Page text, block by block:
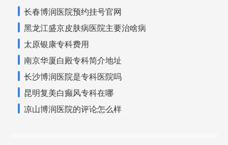
长春博润医院预约挂号官网
黑龙江盛京皮肤病医院主要治啥病
太原银康专科费用
南京华厦白殿专科简介地址
长沙博润医院是专科医院吗
昆明复美白癫风专科在哪
凉山博润医院的评论怎么样